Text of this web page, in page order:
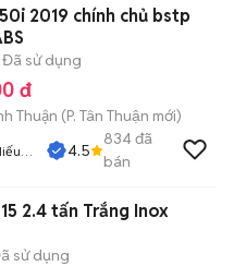
2019 chính chủ bstp
Đã sử dụng
đ
Thuận (P. Tân Thuận mới)
4.5
834đã
bán
2.4 tấn Trắng Inox
sử dụng